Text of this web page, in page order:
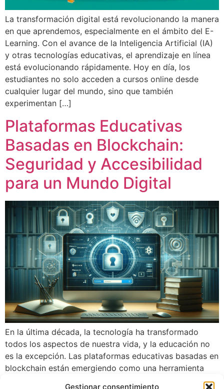
Gestionar consentimiento
La transformación digital está revolucionando la manera
en que aprendemos, especialmente en el ámbito del E-
Learning. Con el avance de la Inteligencia Artificial (IA)
y otras tecnologías educativas, el aprendizaje en línea
está evolucionando rápidamente. Hoy en día, los
estudiantes no solo acceden a cursos online desde
cualquier lugar del mundo, sino que también
experimentan […]
Plataformas Educativas
Basadas en Blockchain:
Seguridad y Accesibilidad
para un Mundo Digital
En la última década, la tecnología ha transformado
todos los aspectos de nuestra vida, y la educación no
es la excepción. Las plataformas educativas basadas en
blockchain están emergiendo como una herramienta